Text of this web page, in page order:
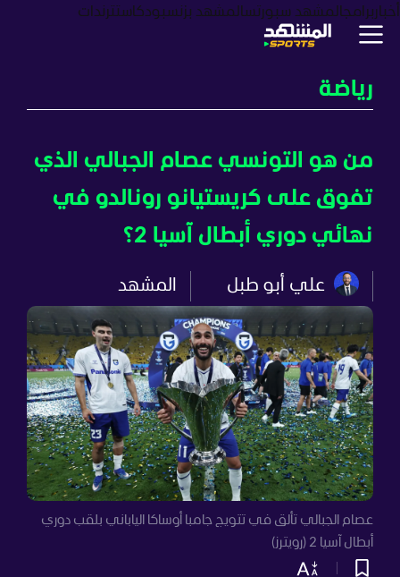
أخبار برامجالمشهد سبورتسالمشهد بزنسبودكاستترندات
رياضة
من هو التونسي عصام الجبالي الذي
تفوق على كريستيانو رونالدو في
نهائي دوري أبطال آسيا 2؟
علي أبو طبل المشهد
عصام الجبالي تألق في تتويج جامبا أوساكا الياباني بلقب دوري
أبطال آسيا 2 (رويترز)